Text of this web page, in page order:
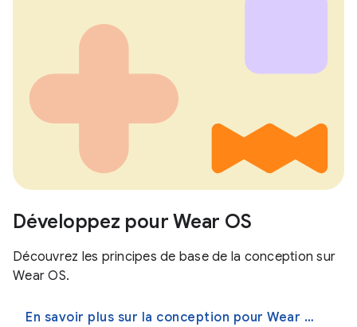
Développez pour Wear OS
Découvrez les principes de base de la conception sur
Wear OS.
En savoir plus sur la conception pour Wear OS